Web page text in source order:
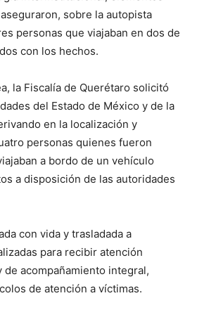
sobre la autopista
personas que viajaban en dos de
con los hechos.
la Fiscalía de Querétaro solicitó
del Estado de México y de la
en la localización y
personas quienes fueron
a bordo de un vehículo
a disposición de las autoridades
con vida y trasladada a
para recibir atención
de acompañamiento integral,
de atención a víctimas.